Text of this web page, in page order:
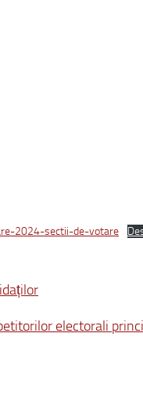
2024-sectii-de-votare
electorali